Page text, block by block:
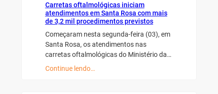
Carretas oftalmológicas iniciam
atendimentos em Santa Rosa com mais
de 3,2 mil procedimentos previstos
Começaram nesta segunda-feira (03), em
Santa Rosa, os atendimentos nas
carretas oftalmológicas do Ministério da…
Continue lendo…